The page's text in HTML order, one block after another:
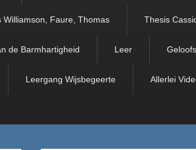
Williamson, Faure, Thomas Thesis
de Barmhartigheid Leer
Leergang Wijsbegeerte Allerlei